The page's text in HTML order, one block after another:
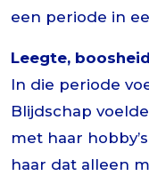
een periode in
Leegte,
In die periode
Blijdschap
met haar
haar dat alleen